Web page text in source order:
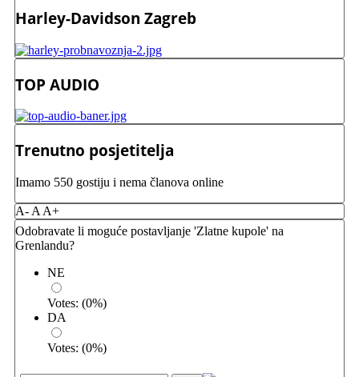
Harley-Davidson Zagreb
TOP AUDIO
Trenutno posjetitelja
Imamo 550 gostiju i nema članova online
A- A A+
Odobravate li moguće postavljanje 'Zlatne kupole' na
Grenlandu?
NE
Votes: (0%)
DA
Votes: (0%)